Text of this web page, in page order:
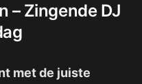
– Zingende DJ
met de juiste